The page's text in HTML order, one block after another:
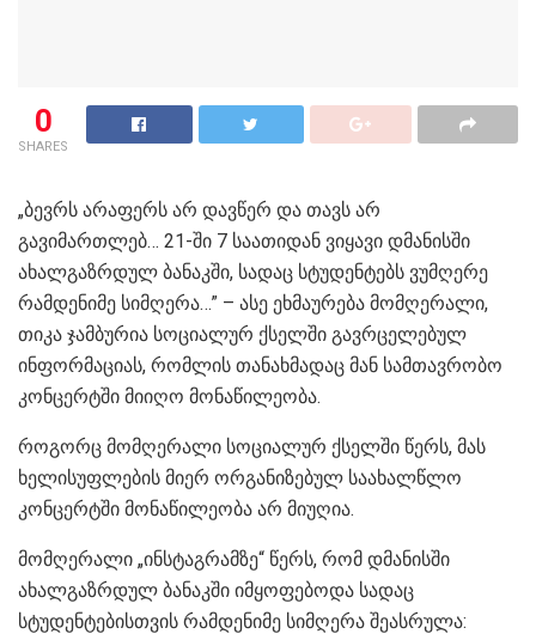
0
SHARES
„ბევრს არაფერს არ დავწერ და თავს არ
გავიმართლებ… 21-ში 7 საათიდან ვიყავი დმანისში
ახალგაზრდულ ბანაკში, სადაც სტუდენტებს ვუმღერე
რამდენიმე სიმღერა…” – ასე ეხმაურება მომღერალი,
თიკა ჯამბურია სოციალურ ქსელში გავრცელებულ
ინფორმაციას, რომლის თანახმადაც მან სამთავრობო
კონცერტში მიიღო მონაწილეობა.
როგორც მომღერალი სოციალურ ქსელში წერს, მას
ხელისუფლების მიერ ორგანიზებულ საახალწლო
კონცერტში მონაწილეობა არ მიუღია.
მომღერალი „ინსტაგრამზე“ წერს, რომ დმანისში
ახალგაზრდულ ბანაკში იმყოფებოდა სადაც
სტუდენტებისთვის რამდენიმე სიმღერა შეასრულა: